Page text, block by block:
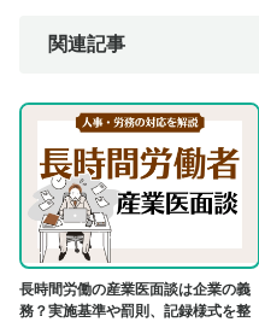
関連記事
長時間労働の産業医面談は企業の義
務？実施基準や罰則、記録様式を整